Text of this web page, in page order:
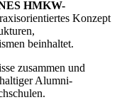
HMKW-
Konzept
beinhaltet.
zusammen und
Alumni-